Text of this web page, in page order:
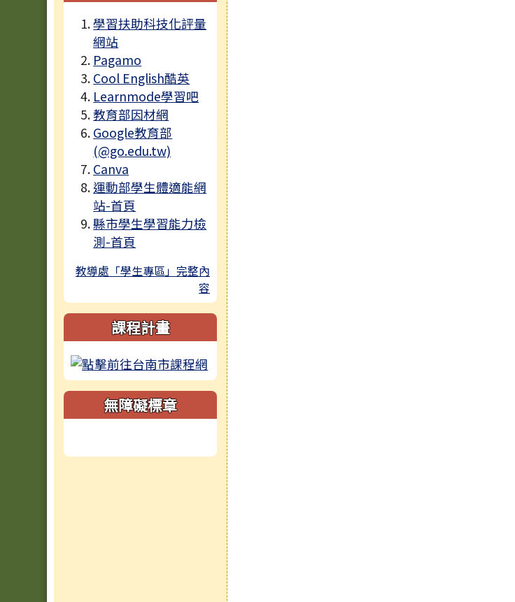
學習扶助科技化評量
網站
Pagamo
Cool English酷英
Learnmode學習吧
教育部因材網
Google教育部
(@go.edu.tw)
Canva
運動部學生體適能網
站-首頁
縣市學生學習能力檢
測-首頁
教導處「學生專區」完整內
容
課程計畫
無障礙標章